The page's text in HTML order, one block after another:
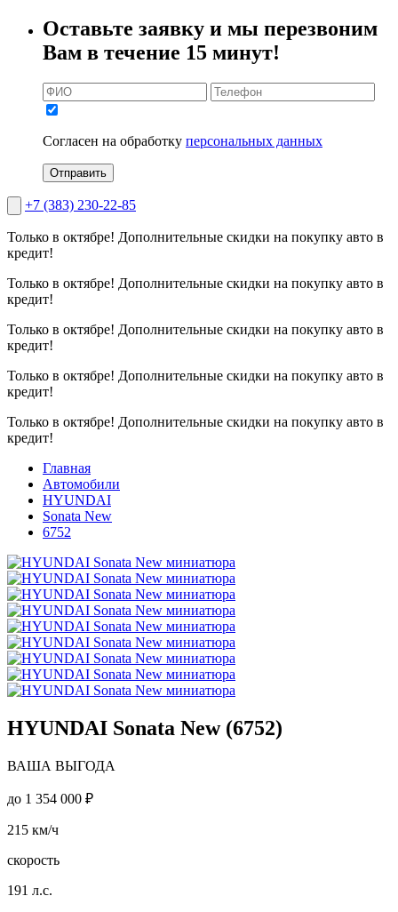
Оставьте заявку и мы перезвоним
Вам в течение 15 минут!
Согласен на обработку персональных данных
Отправить
+7 (383) 230-22-85
Только в октябре! Дополнительные скидки на покупку авто в
кредит!
Только в октябре! Дополнительные скидки на покупку авто в
кредит!
Только в октябре! Дополнительные скидки на покупку авто в
кредит!
Только в октябре! Дополнительные скидки на покупку авто в
кредит!
Только в октябре! Дополнительные скидки на покупку авто в
кредит!
Главная
Автомобили
HYUNDAI
Sonata New
6752
HYUNDAI Sonata New (6752)
ВАША ВЫГОДА
до 1 354 000 ₽
215 км/ч
скорость
191 л.с.